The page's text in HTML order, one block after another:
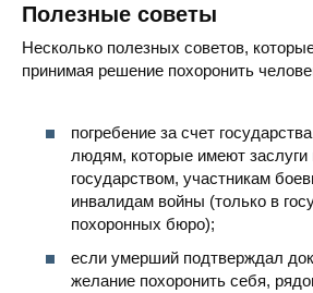
Полезные советы
Несколько полезных советов,
принимая решение похоронить
погребение за счет
людям, которые имеют заслуги
государством, участникам
инвалидам войны (только в
похоронных бюро);
если умерший подтверждал
желание похоронить себя,